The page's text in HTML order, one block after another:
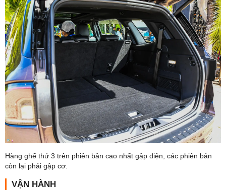
Hàng ghế thứ 3 trên phiên bản cao nhất gập điện, các phiên bản
còn lại phải gập cơ.
VẬN HÀNH